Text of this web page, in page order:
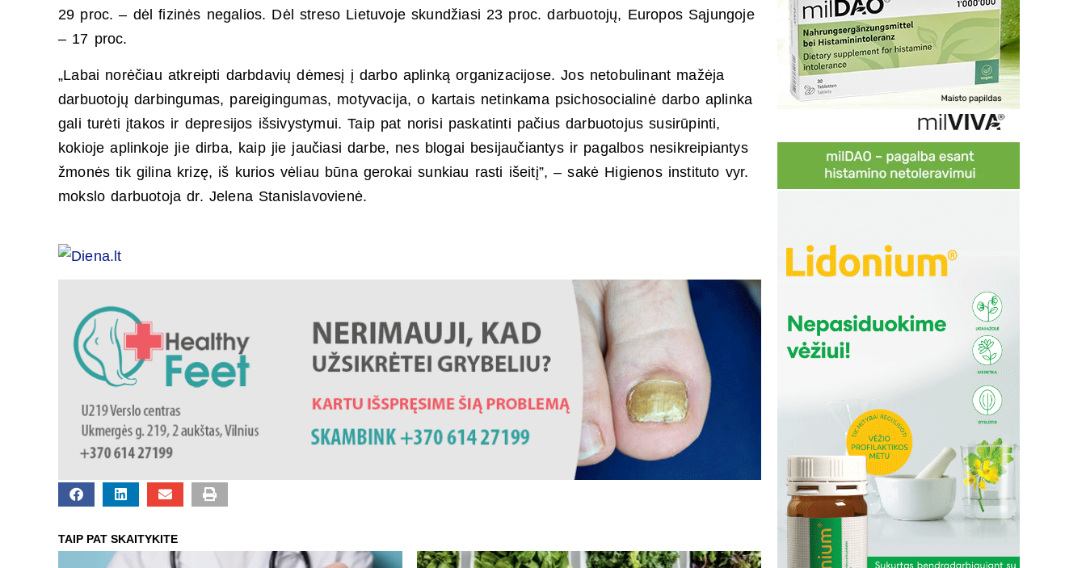
29 proc. – dėl fizinės negalios. Dėl streso Lietuvoje skundžiasi 23 proc. darbuotojų, Europos Sąjungoje
– 17 proc.
„Labai norėčiau atkreipti darbdavių dėmesį į darbo aplinką organizacijose. Jos netobulinant mažėja
darbuotojų darbingumas, pareigingumas, motyvacija, o kartais netinkama psichosocialinė darbo aplinka
gali turėti įtakos ir depresijos išsivystymui. Taip pat norisi paskatinti pačius darbuotojus susirūpinti,
kokioje aplinkoje jie dirba, kaip jie jaučiasi darbe, nes blogai besijaučiantys ir pagalbos nesikreipiantys
žmonės tik gilina krizę, iš kurios vėliau būna gerokai sunkiau rasti išeitį”, – sakė Higienos instituto vyr.
mokslo darbuotoja dr. Jelena Stanislavovienė.
TAIP PAT SKAITYKITE